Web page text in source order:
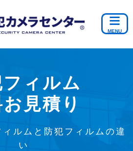
フィルム
見積り
ルムと防犯フィルムの違
い